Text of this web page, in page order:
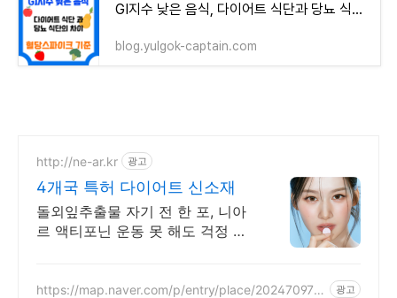
GI지수 낮은 음식, 다이어트 식단과 당뇨 식단의 차이, 혈당스파이크 기준
blog.yulgok-captain.com
http://ne-ar.kr 광고
4개국 특허 다이어트 신소재
돌외잎추출물 자기 전 한 포, 니아
르 액티포닌 운동 못 해도 걱정 마
https://map.naver.com/p/entry/place/202470972
광고